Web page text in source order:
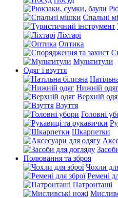
Спальні
Ліхтарі
Оптика
Мультитули
Одяг і взуття
Нижній
Верхній
Взуття
Головні
Шкарпетки
Полювання та зброя
Чохли
Ремені
Патронташі